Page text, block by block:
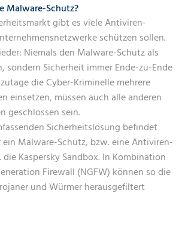
Malware-Schutz?
gibt es viele Antiviren-
schützen sollen.
Niemals den Malware-Schutz als
sondern Sicherheit immer Ende-zu-Ende
die Cyber-Kriminelle mehrere
einsetzen, müssen auch alle anderen
geschlossen sein.
Sicherheitslösung befindet
Malware-Schutz, bzw. eine Antiviren-
die Kaspersky Sandbox. In Kombination
Firewall (NGFW) können so die
und Würmer herausgefiltert